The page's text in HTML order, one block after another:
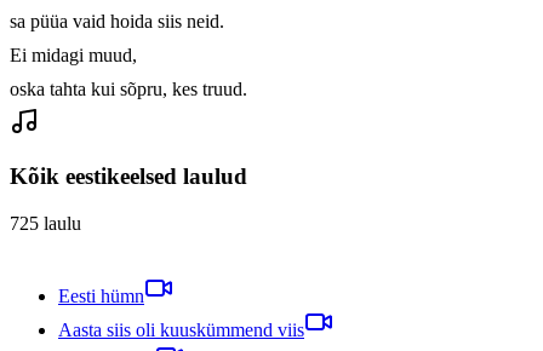
sa püüa vaid hoida siis neid.
Ei midagi muud,
oska tahta kui sõpru, kes truud.
Kõik eestikeelsed laulud
725 laulu
Eesti hümn
Aasta siis oli kuuskümmend viis